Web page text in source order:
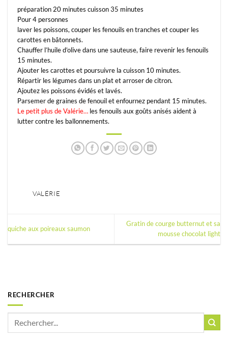
préparation 20 minutes cuisson 35 minutes
Pour 4 personnes
laver les poissons, couper les fenouils en tranches et couper les
carottes en bâtonnets.
Chauffer l’huile d’olive dans une sauteuse, faire revenir les fenouils
15 minutes.
Ajouter les carottes et poursuivre la cuisson 10 minutes.
Répartir les légumes dans un plat et arroser de citron.
Ajoutez les poissons évidés et lavés.
Parsemer de graines de fenouil et enfournez pendant 15 minutes.
Le petit plus de Valérie… les fenouils aux goûts anisés aident à
lutter contre les ballonnements.
VALÉRIE
quiche aux poireaux saumon
Gratin de courge butternut et sa
mousse chocolat light
RECHERCHER